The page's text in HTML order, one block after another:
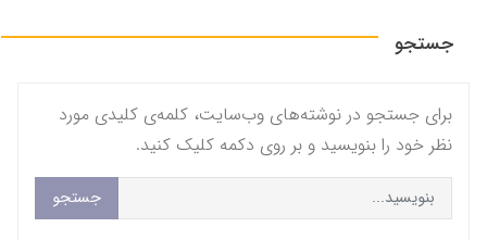
جستجو
برای جستجو در نوشته‌های وب‌سایت، کلمه‌ی کلیدی مورد
نظر خود را بنویسید و بر روی دکمه کلیک کنید.
جستجو